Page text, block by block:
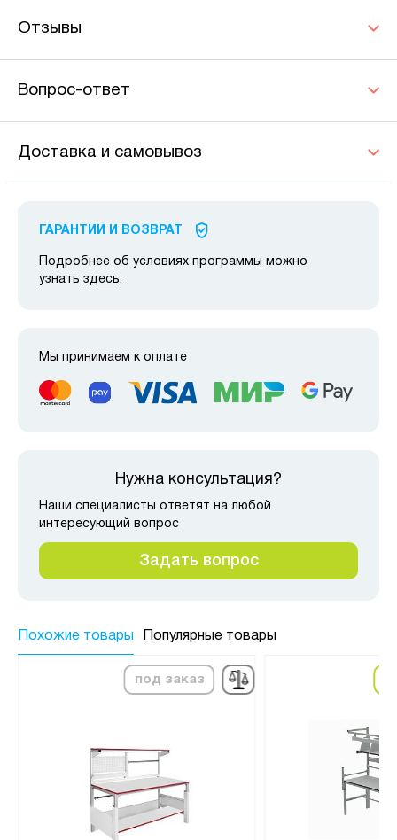
Отзывы
Вопрос-ответ
Доставка и самовывоз
ГАРАНТИИ И ВОЗВРАТ
Подробнее об условиях программы можно
узнать здесь.
Мы принимаем к оплате
Нужна консультация?
Наши специалисты ответят на любой
интересующий вопрос
Задать вопрос
Похожие товары Популярные товары
под заказ